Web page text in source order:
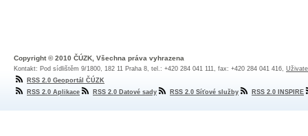
Copyright © 2010 ČÚZK, Všechna práva vyhrazena
Kontakt: Pod sídlištěm 9/1800, 182 11 Praha 8, tel.: +420 284 041 111, fax: +420 284 041 416,
RSS 2.0 Geoportál ČÚZK
RSS 2.0 Aplikace
RSS 2.0 Datové sady RSS 2.0 Síťové služby RSS 2.0 INSPIRE